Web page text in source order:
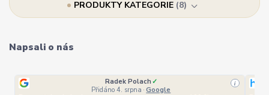
PRODUKTY KATEGORIE 8
Napsali o nás
Radek Polach ✓
Přidáno 4. srpna · Google
i